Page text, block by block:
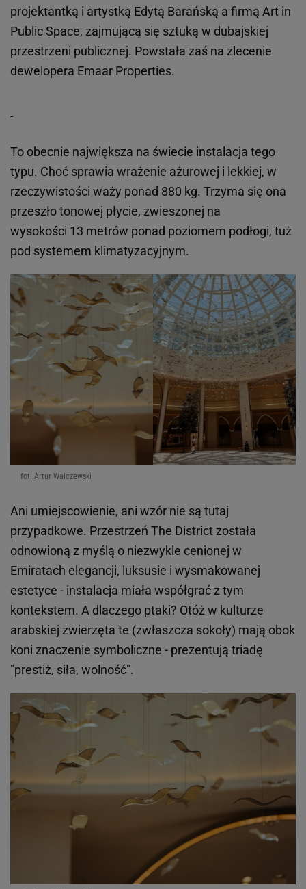
projektantką i artystką Edytą Barańską a firmą Art in
Public Space, zajmującą się sztuką w dubajskiej
przestrzeni publicznej. Powstała zaś na zlecenie
dewelopera Emaar Properties.
To obecnie największa na świecie instalacja tego
typu. Choć sprawia wrażenie ażurowej i lekkiej, w
rzeczywistości waży ponad 880 kg. Trzyma się ona
przeszło tonowej płycie, zwieszonej na
wysokości 13 metrów ponad poziomem podłogi, tuż
pod systemem klimatyzacyjnym.
fot. Artur Walczewski
Ani umiejscowienie, ani wzór nie są tutaj
przypadkowe. Przestrzeń The District została
odnowioną z myślą o niezwykle cenionej w
Emiratach elegancji, luksusie i wysmakowanej
estetyce - instalacja miała współgrać z tym
kontekstem. A dlaczego ptaki? Otóż w kulturze
arabskiej zwierzęta te (zwłaszcza sokoły) mają obok
koni znaczenie symboliczne - prezentują triadę
"prestiż, siła, wolność".